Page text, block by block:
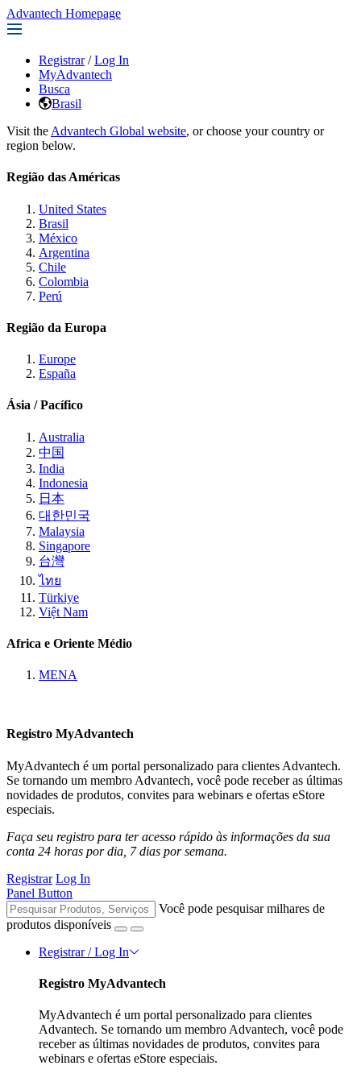
Advantech Homepage
Registrar / Log In
MyAdvantech
Busca
Brasil
Visit the Advantech Global website, or choose your country or
region below.
Região das Américas
United States
Brasil
México
Argentina
Chile
Colombia
Perú
Região da Europa
Europe
España
Ásia / Pacífico
Australia
中国
India
Indonesia
日本
대한민국
Malaysia
Singapore
台灣
ไทย
Türkiye
Việt Nam
Africa e Oriente Médio
MENA
Registro MyAdvantech
MyAdvantech é um portal personalizado para clientes Advantech.
Se tornando um membro Advantech, você pode receber as últimas
novidades de produtos, convites para webinars e ofertas eStore
especiais.
Faça seu registro para ter acesso rápido às informações da sua
conta 24 horas por dia, 7 dias por semana.
Registrar Log In
Panel Button
Você pode pesquisar milhares de
produtos disponíveis
Registrar / Log In
Registro MyAdvantech
MyAdvantech é um portal personalizado para clientes
Advantech. Se tornando um membro Advantech, você pode
receber as últimas novidades de produtos, convites para
webinars e ofertas eStore especiais.